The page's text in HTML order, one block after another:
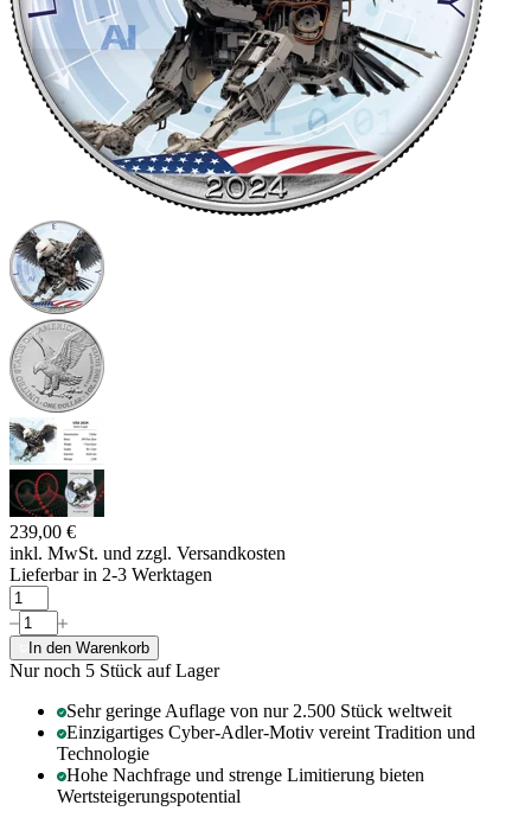
239,00 €
inkl. MwSt. und zzgl. Versandkosten
Lieferbar in 2-3 Werktagen
In den Warenkorb
Nur noch 5 Stück auf Lager
Sehr geringe Auflage von nur 2.500 Stück weltweit
Einzigartiges Cyber-Adler-Motiv vereint Tradition und
Technologie
Hohe Nachfrage und strenge Limitierung bieten
Wertsteigerungspotential